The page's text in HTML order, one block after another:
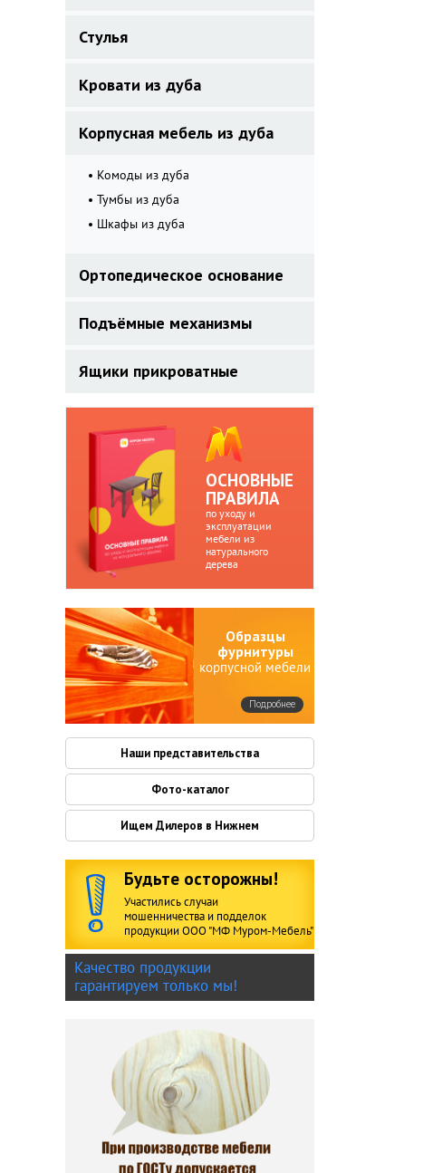
Стулья
Кровати из дуба
Корпусная мебель из дуба
Комоды из дуба
Тумбы из дуба
Шкафы из дуба
Ортопедическое основание
Подъёмные механизмы
Ящики прикроватные
ОСНОВНЫЕ
ПРАВИЛА
по уходу и
эксплуатации
мебели из
натурального
дерева
Подробнее
Образцы
фурнитуры
корпусной мебели
Наши представительства
Фото-каталог
Ищем Дилеров в Нижнем
Будьте осторожны!
Участились случаи
мошенничества и подделок
продукции ООО "МФ Муром-Мебель"
Качество продукции
гарантируем только мы!